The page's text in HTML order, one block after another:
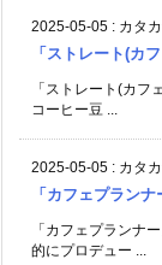
2025-05-05 : カタ
「ストレート(カ
「ストレート(カフ
コーヒー豆 ...
2025-05-05 : カタ
「カフェプラン
「カフェプランナ
的にプロデュー ...